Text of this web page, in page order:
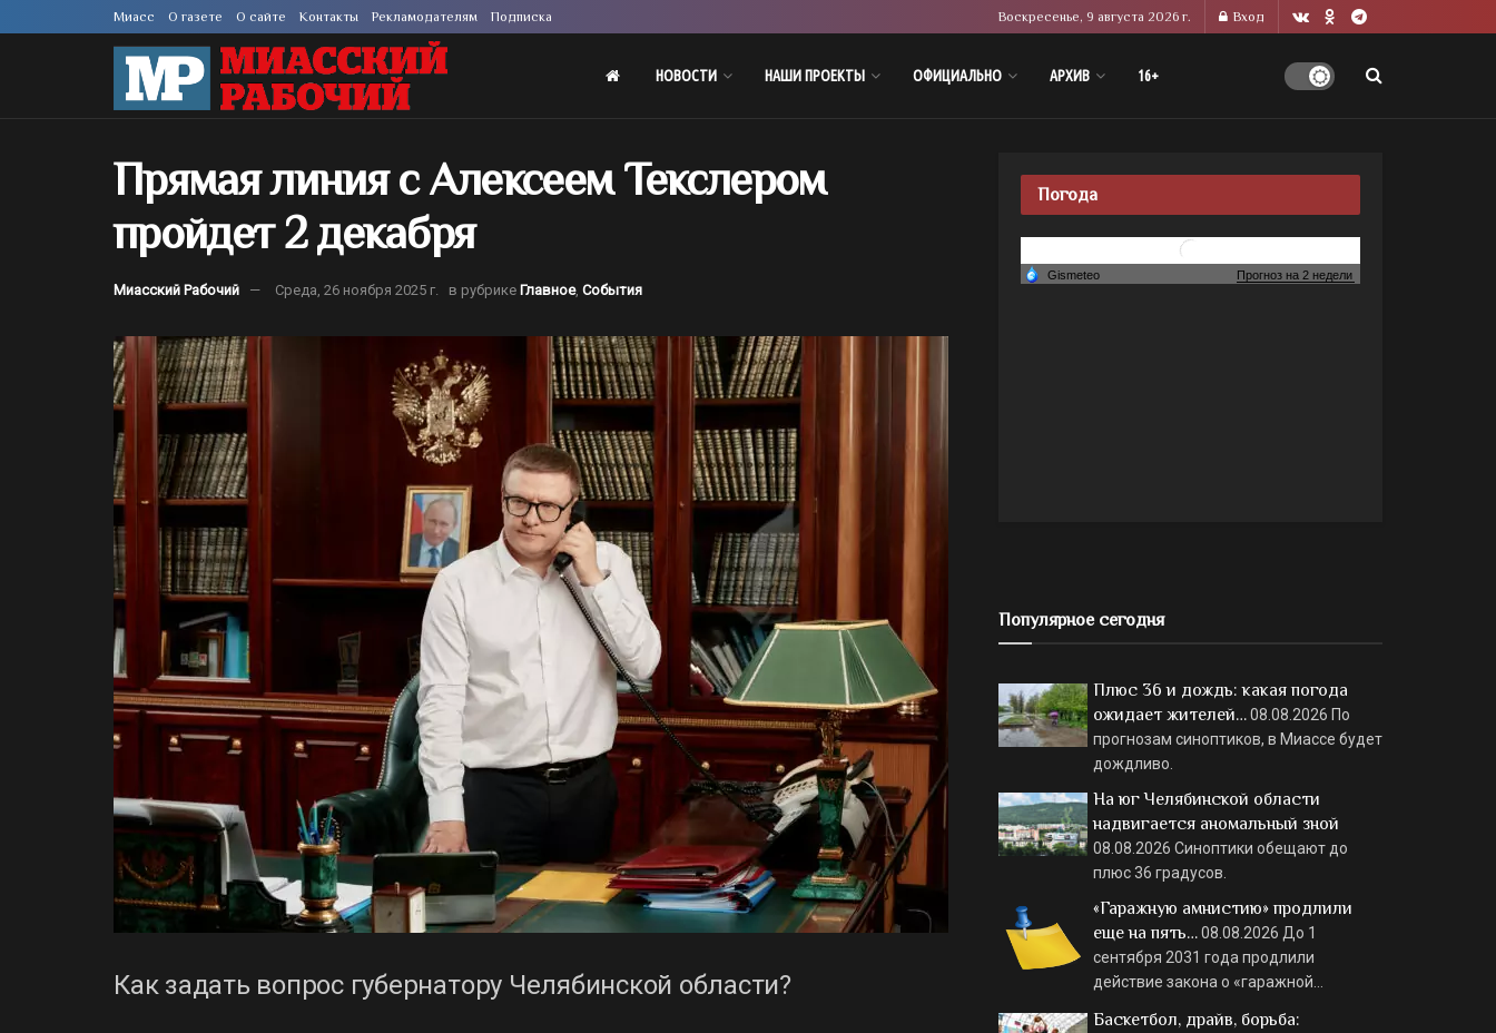
Миасс О газете О сайте Контакты Рекламодателям Подписка Воскресенье, 9 августа 2026 г. Вход
НОВОСТИ НАШИ ПРОЕКТЫ ОФИЦИАЛЬНО АРХИВ 16+
Прямая линия с Алексеем Текслером
пройдет 2 декабря
Миасский Рабочий Среда, 26 ноября 2025 г. в рубрике Главное, События
Как задать вопрос губернатору Челябинской области?
Погода
Популярное сегодня
Плюс 36 и дождь: какая погода
ожидает жителей…08.08.2026 По
прогнозам синоптиков, в Миассе будет
дождливо.
На юг Челябинской области
надвигается аномальный зной
08.08.2026 Синоптики обещают до
плюс 36 градусов.
«Гаражную амнистию» продлили
еще на пять…08.08.2026 До 1
сентября 2031 года продлили
действие закона о «гаражной…
Баскетбол, драйв, борьба: